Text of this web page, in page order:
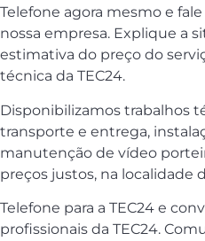
Telefone agora mesmo e
nossa empresa. Explique a
estimativa do preço do
técnica da TEC24.
Disponibilizamos trabalhos
transporte e entrega,
manutenção de vídeo
preços justos, na localidade
Telefone para a TEC24 e
profissionais da TEC24.